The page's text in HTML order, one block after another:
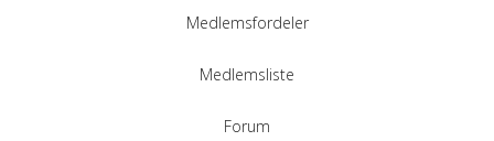
Medlemsfordeler
Medlemsliste
Forum